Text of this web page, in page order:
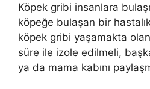
Köpek gribi insanlara
köpeğe bulaşan bir
köpek gribi yaşamakta
süre ile izole edilmeli,
ya da mama kabını